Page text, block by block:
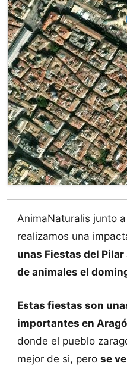
AnimaNaturalis junto
realizamos una
unas Fiestas del
de animales el
Estas fiestas son
importantes en
donde el pueblo
mejor de si, pero se